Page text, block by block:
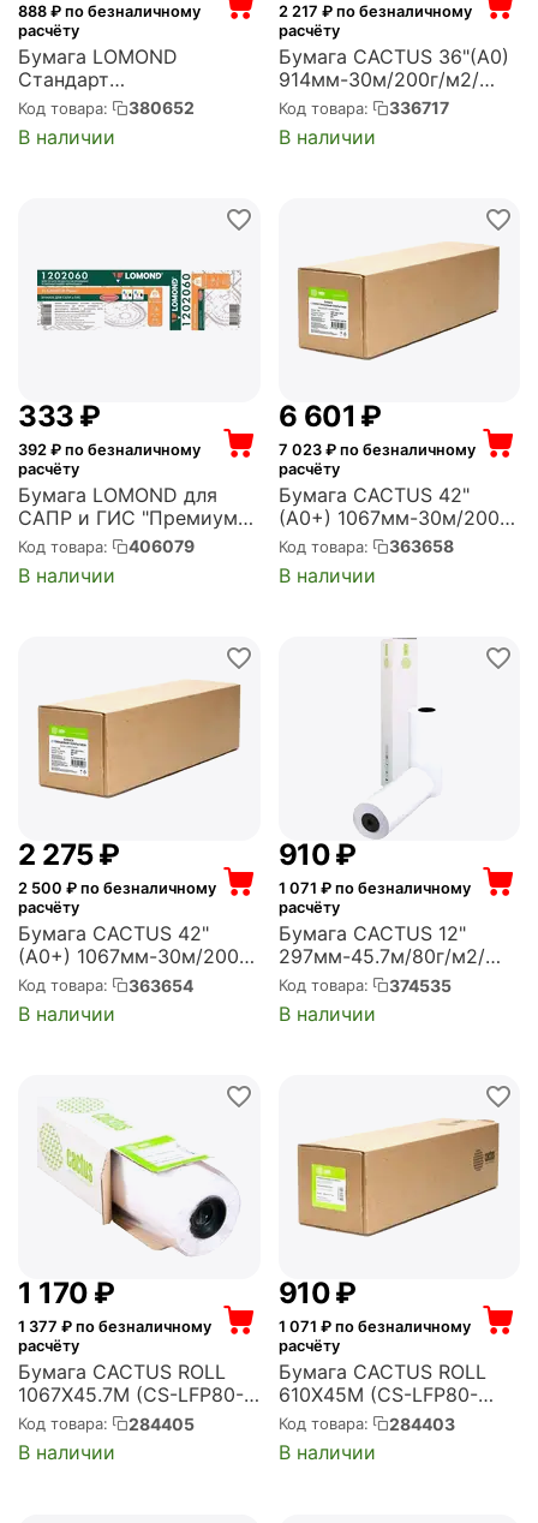
888 ₽ по безналичному
расчёту
Бумага LOMOND
Стандарт
914мм-45м/80г/м2/
белый матовое
инженерная
Код товара: 380652
В наличии
2 217 ₽ по безналичному
расчёту
Бумага CACTUS 36"(A0)
914мм-30м/200г/м2/
белый глянцевое для
струйной печати
втулка:50.8мм (2")
Код товара: 336717
В наличии
‍333‍ ₽
392 ₽ по безналичному
расчёту
Бумага LOMOND для
САПР и ГИС "Премиум"
297мм-45м/80г/м2/
белый матовое для
струйной печати
Код товара: 406079
В наличии
6 601 ₽
7 023₽ по безналичному
расчёту
Бумага CACTUS 42"
(A0+) 1067мм-30м/200г/
м2/белый полуглянцевое
сатин для струйной
печати (CS-PSG200-
Код товара: 363658
В наличии
2 275₽
2 500 ₽ по безналичному
расчёту
Бумага CACTUS 42"
(A0+) 1067мм-30м/200г/
м2/белый глянцевое
универсальная (с
покрытием) (CS-PG200-
Код товара: 363654
В наличии
‍910‍₽
1 071 ₽ по безналичному
расчёту
Бумага CACTUS 12"
297мм-45.7м/80г/м2/
белый CIE171%
втулка:50.8мм (2")
(упак.:2рул) (CS-LFP80-
Код товара: 374535
В наличии
1 170 ₽
1 377 ₽ по безналичному
расчёту
Бумага CACTUS ROLL
1067X45.7M (CS-LFP80-
1067457E)
Код товара: 284405
В наличии
‍910‍₽
1 071 ₽ по безналичному
расчёту
Бумага CACTUS ROLL
610X45M (CS-LFP80-
610457)
Код товара: 284403
В наличии